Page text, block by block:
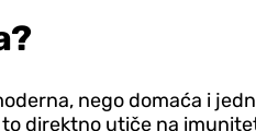
nego domaća i
direktno utiče na